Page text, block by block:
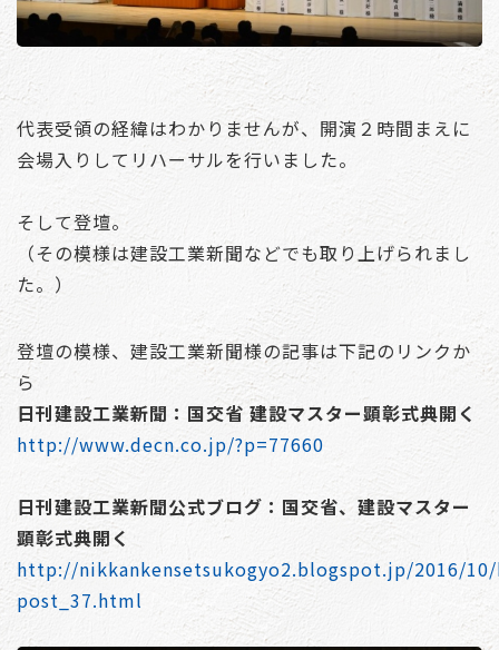
代表受領の経緯はわかりませんが、開演２時間まえに
会場入りしてリハーサルを行いました。
そして登壇。
（その模様は建設工業新聞などでも取り上げられまし
た。）
登壇の模様、建設工業新聞様の記事は下記のリンクか
ら
日刊建設工業新聞：国交省 建設マスター顕彰式典開く
http://www.decn.co.jp/?p=77660
日刊建設工業新聞公式ブログ：国交省、建設マスター
顕彰式典開く
http://nikkankensetsukogyo2.blogspot.jp/2016/
post_37.html